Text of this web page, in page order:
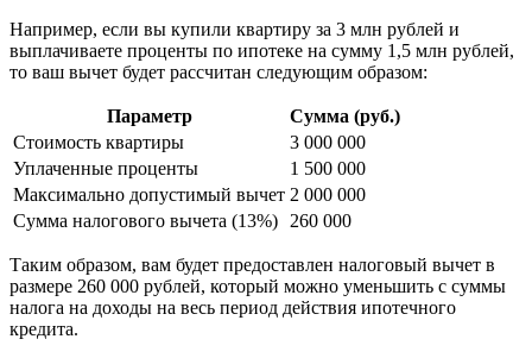
Например, если вы купили квартиру за 3 млн рублей и
выплачиваете проценты по ипотеке на сумму 1,5 млн рублей,
то ваш вычет будет рассчитан следующим образом:
Параметр
Сумма (руб.)
Стоимость квартиры
3 000 000
Уплаченные проценты
1 500 000
Максимально допустимый вычет 2 000 000
Сумма налогового вычета (13%)
260 000
Таким образом, вам будет предоставлен налоговый вычет в
размере 260 000 рублей, который можно уменьшить с суммы
налога на доходы на весь период действия ипотечного
кредита.